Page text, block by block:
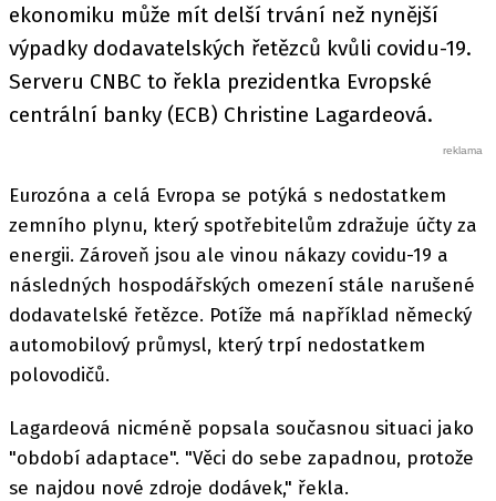
ekonomiku může mít delší trvání než nynější
výpadky dodavatelských řetězců kvůli covidu-19.
Serveru CNBC to řekla prezidentka Evropské
centrální banky (ECB) Christine Lagardeová.
Eurozóna a celá Evropa se potýká s nedostatkem
zemního plynu, který spotřebitelům zdražuje účty za
energii. Zároveň jsou ale vinou nákazy covidu-19 a
následných hospodářských omezení stále narušené
dodavatelské řetězce. Potíže má například německý
automobilový průmysl, který trpí nedostatkem
polovodičů.
Lagardeová nicméně popsala současnou situaci jako
"období adaptace". "Věci do sebe zapadnou, protože
se najdou nové zdroje dodávek," řekla.